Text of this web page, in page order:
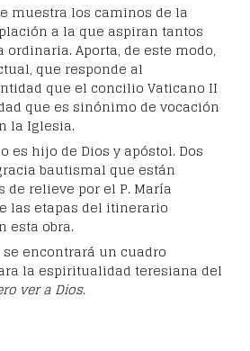
muestra los caminos de la
a la que aspiran tantos
Aporta, de este modo,
que responde al
que el concilio Vaticano II
que es sinónimo de vocación
la Iglesia.
es hijo de Dios y apóstol. Dos
bautismal que están
relieve por el P. María
las etapas del itinerario
esta obra.
encontrará un cuadro
la espiritualidad teresiana del
ver a Dios.